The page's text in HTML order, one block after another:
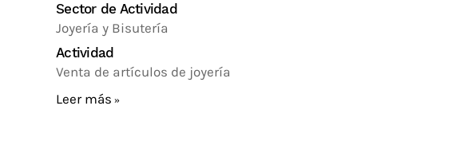
Sector de Actividad
Joyería y Bisutería
Actividad
Venta de artículos de joyería
Leer más